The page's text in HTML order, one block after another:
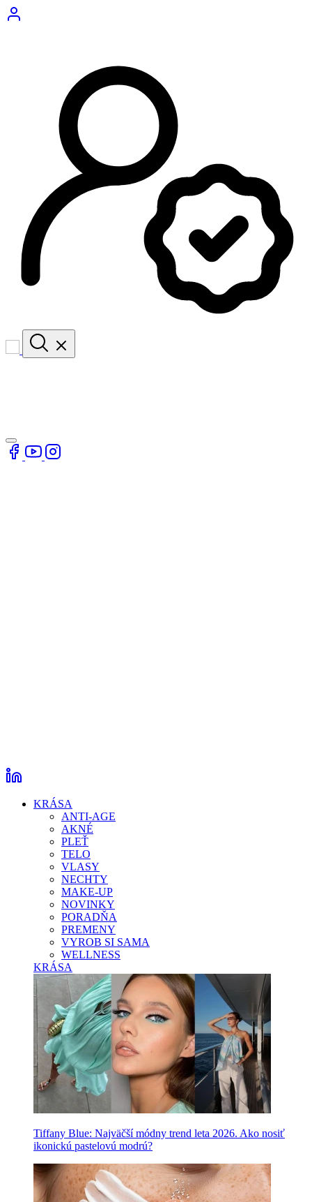
KRÁSA
ANTI-AGE
AKNÉ
PLEŤ
TELO
VLASY
NECHTY
MAKE-UP
NOVINKY
PORADŇA
PREMENY
VYROB SI SAMA
WELLNESS
KRÁSA
Tiffany Blue: Najväčší módny trend leta 2026. Ako nosiť
ikonickú pastelovú modrú?